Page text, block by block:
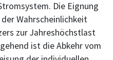
Die Eignung
Wahrscheinlichkeit
zur Jahreshöchstlast
ist die Abkehr vom